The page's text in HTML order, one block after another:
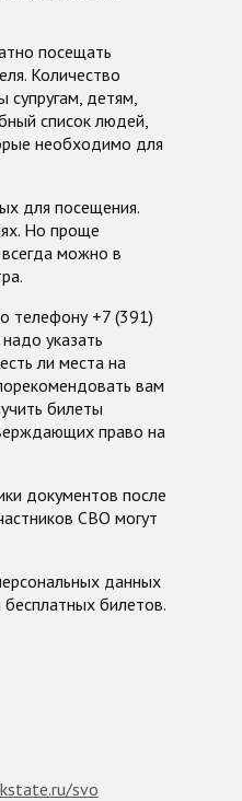
посещать
Количество
детям,
список людей,
необходимо для
для посещения.
Но проще
можно в
телефону +7 (391)
указать
ли места на
вам
билеты
право на
документов после
СВО могут
данных
билетов.
svo